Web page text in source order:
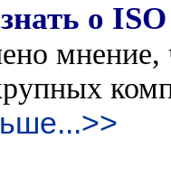
о
мнение,